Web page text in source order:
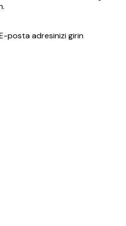
posta adresinizi girin